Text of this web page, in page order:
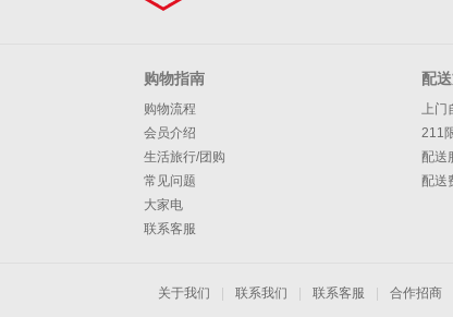
购物指南
购物流程
会员介绍
生活旅行/团购
常见问题
大家电
联系客服
配
上门
211
配送
配送
关于我们 联系我们 联系客服 合作招商